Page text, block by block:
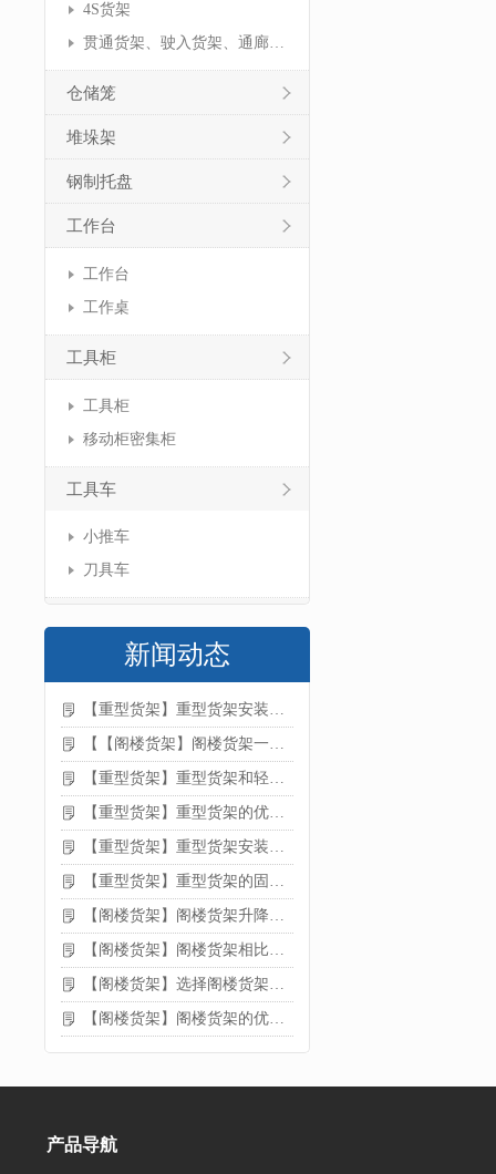
4S货架
贯通货架、驶入货架、通廊货架
仓储笼
堆垛架
钢制托盘
工作台
工作台
工作桌
工具柜
工具柜
移动柜密集柜
工具车
小推车
刀具车
新闻动态
【重型货架】重型货架安装注意事项
【【阁楼货架】阁楼货架一般有哪些用途
【重型货架】重型货架和轻型货架的区别是什么
【重型货架】重型货架的优缺点
【重型货架】重型货架安装需要注意什么？
【重型货架】重型货架的固定方法
【阁楼货架】阁楼货架升降机需要注意哪些
【阁楼货架】阁楼货架相比传统货架的优势是什么
【阁楼货架】选择阁楼货架的好处？
【阁楼货架】阁楼货架的优点是什么
产品导航